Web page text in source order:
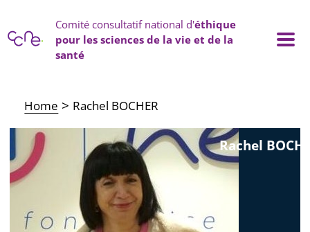
Comité consultatif national d'éthique
pour les sciences de la vie et de la
santé
Home Rachel BOCHER
Rachel